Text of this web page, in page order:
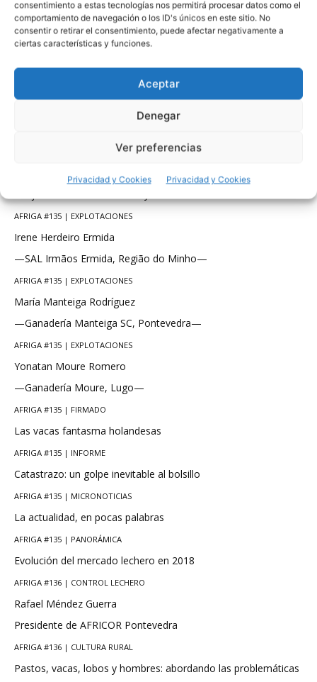
consentimiento a estas tecnologías nos permitirá procesar datos como el
comportamiento de navegación o los ID's únicos en este sitio. No
consentir o retirar el consentimiento, puede afectar negativamente a
ciertas características y funciones.
Aceptar
Denegar
Ver preferencias
Privacidad y Cookies Privacidad y Cookies
AFRIGA #135 | ESPACIO AFRICOR
MOEXMU 2018: XXXIV Edición de la Mostra e Exposición de
Muimenta
34º Congreso de la Asociación Mundial de Veterinarios
AFRIGA #135 | EXPLOTACIONES
Irene Herdeiro Ermida
—SAL Irmãos Ermida, Região do Minho—
AFRIGA #135 | EXPLOTACIONES
María Manteiga Rodríguez
—Ganadería Manteiga SC, Pontevedra—
AFRIGA #135 | EXPLOTACIONES
Yonatan Moure Romero
—Ganadería Moure, Lugo—
AFRIGA #135 | FIRMADO
Las vacas fantasma holandesas
AFRIGA #135 | INFORME
Catastrazo: un golpe inevitable al bolsillo
AFRIGA #135 | MICRONOTICIAS
La actualidad, en pocas palabras
AFRIGA #135 | PANORÁMICA
Evolución del mercado lechero en 2018
AFRIGA #136 | CONTROL LECHERO
Rafael Méndez Guerra
Presidente de AFRICOR Pontevedra
AFRIGA #136 | CULTURA RURAL
Pastos, vacas, lobos y hombres: abordando las problemáticas